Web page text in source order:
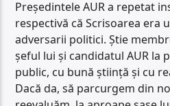
Președintele AUR a repetat
respectivă că Scrisoarea era
adversarii politici. Știe
șeful lui și candidatul AUR la
public, cu bună știință și cu
Dacă da, să parcurgem din